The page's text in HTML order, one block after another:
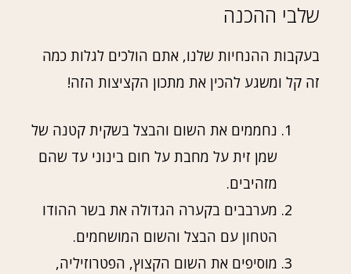
שלבי ההכנה
בעקבות ההנחיות שלנו, אתם הולכים לגלות כמה
זה קל ומשגע להכין את מתכון הקציצות הזה!
נחממים את השום והבצל בשקית קטנה של
שמן זית על מחבת על חום בינוני עד שהם
מזהיבים.
מערבבים בקערה הגדולה את בשר ההודו
הטחון עם הבצל והשום המושחמים.
מוסיפים את השום הקצוץ, הפטרוזיליה,